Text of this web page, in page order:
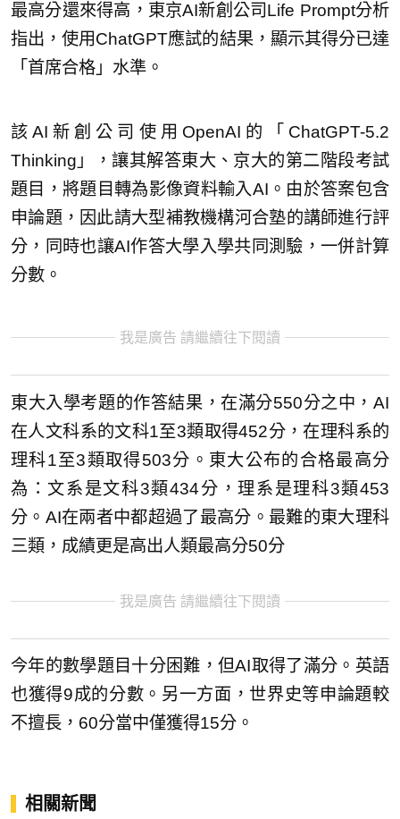
最高分還來得高，東京AI新創公司Life Prompt分析
指出，使用ChatGPT應試的結果，顯示其得分已達
「首席合格」水準。
該AI新創公司使用OpenAI的「ChatGPT-5.2
Thinking」，讓其解答東大、京大的第二階段考試
題目，將題目轉為影像資料輸入AI。由於答案包含
申論題，因此請大型補教機構河合塾的講師進行評
分，同時也讓AI作答大學入學共同測驗，一併計算
分數。
我是廣告 請繼續往下閱讀
東大入學考題的作答結果，在滿分550分之中，AI
在人文科系的文科1至3類取得452分，在理科系的
理科1至3類取得503分。東大公布的合格最高分
為：文系是文科3類434分，理系是理科3類453
分。AI在兩者中都超過了最高分。最難的東大理科
三類，成績更是高出人類最高分50分
我是廣告 請繼續往下閱讀
今年的數學題目十分困難，但AI取得了滿分。英語
也獲得9成的分數。另一方面，世界史等申論題較
不擅長，60分當中僅獲得15分。
相關新聞